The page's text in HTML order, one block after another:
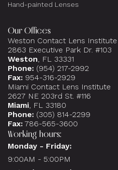
Hand-painted Lenses
Our Offices
Weston Contact Lens Institute
2863 Executive Park Dr. #103
Weston, FL 33331
Phone: (954) 217-2992
Fax: 954-316-2929
Miami Contact Lens Institute
2627 NE 203rd St. #116
Miami, FL 33180
Phone: (305) 814-2299
Fax: 786-565-3600
Working hours:
Monday - Friday:
9:00AM - 5:00PM